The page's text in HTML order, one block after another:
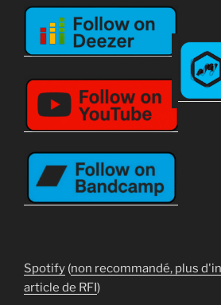
Spotify (non recommandé, plus
article de RFI )